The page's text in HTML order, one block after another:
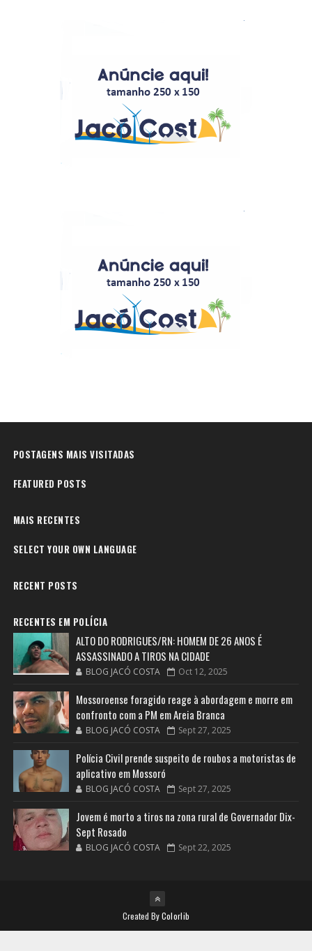
POSTAGENS MAIS VISITADAS
FEATURED POSTS
MAIS RECENTES
SELECT YOUR OWN LANGUAGE
RECENT POSTS
RECENTES EM POLÍCIA
ALTO DO RODRIGUES/RN: HOMEM DE 26 ANOS É
ASSASSINADO A TIROS NA CIDADE
BLOG JACÓ COSTA Oct 12, 2025
Mossoroense foragido reage à abordagem e morre em
confronto com a PM em Areia Branca
BLOG JACÓ COSTA Sept 27, 2025
Polícia Civil prende suspeito de roubos a motoristas de
aplicativo em Mossoró
BLOG JACÓ COSTA Sept 27, 2025
Jovem é morto a tiros na zona rural de Governador Dix-
Sept Rosado
BLOG JACÓ COSTA Sept 22, 2025
Created ByColorlib